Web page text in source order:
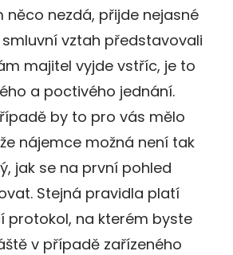
něco nezdá, přijde nejasné
vztah představovali
majitel vyjde vstříc, je to
a poctivého jednání.
by to pro vás mělo
nájemce možná není tak
jak se na první pohled
Stejná pravidla platí
protokol, na kterém byste
v případě zařízeného